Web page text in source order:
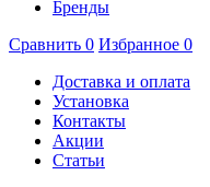
Бренды
Сравнить 0 Избранное 0
Доставка и оплата
Установка
Контакты
Акции
Статьи